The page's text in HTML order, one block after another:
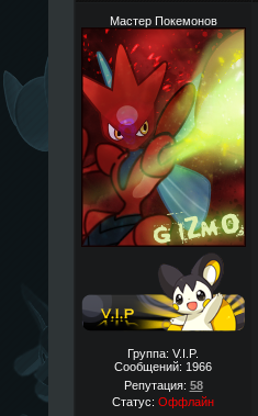
Мастер Покемонов
Группа: V.I.P.
Сообщений: 1966
Репутация: 58
Статус: Оффлайн